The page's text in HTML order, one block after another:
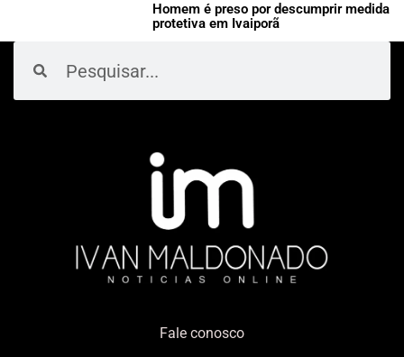
Homem é preso por descumprir medida
protetiva em Ivaiporã
Fale conosco